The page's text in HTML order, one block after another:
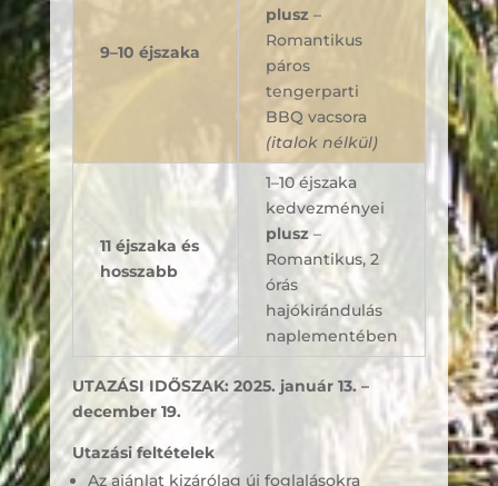
9–10 éjszaka
plusz –
Romantikus
páros
tengerparti
BBQ vacsora
(italok nélkül)
11 éjszaka és
hosszabb
1–10 éjszaka
kedvezményei
plusz–
Romantikus, 2
órás
hajókirándulás
naplementében
UTAZÁSI IDŐSZAK: 2025. január 13. –
december 19.
Utazási feltételek
Az ajánlat kizárólag új foglalásokra